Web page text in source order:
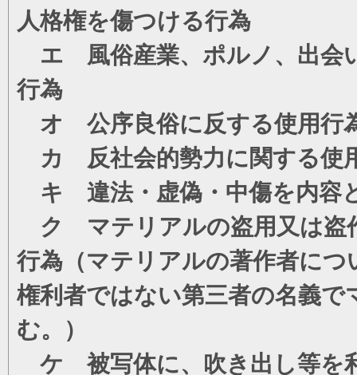
人格権を傷つける行為
エ 風俗産業、ポルノ、出会
行為
オ 公序良俗に反する使用行
カ 反社会的勢力に関する使
キ 違法・虚偽・中傷を内容
ク マテリアルの盗用又は盗
行為（マテリアルの著作者に
権利者ではない第三者の名義
む。）
ケ 被写体に、吹き出し等を